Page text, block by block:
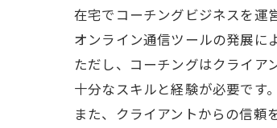
在宅でコーチングビジネスを運
オンライン通信ツールの発展に
ただし、コーチングはクライア
十分なスキルと経験が必要です。
また、クライアントからの信頼